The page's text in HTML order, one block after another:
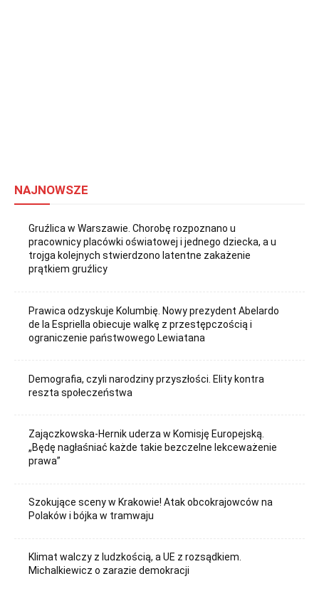
NAJNOWSZE
Gruźlica w Warszawie. Chorobę rozpoznano u
pracownicy placówki oświatowej i jednego dziecka, a u
trojga kolejnych stwierdzono latentne zakażenie
prątkiem gruźlicy
Prawica odzyskuje Kolumbię. Nowy prezydent Abelardo
de la Espriella obiecuje walkę z przestępczością i
ograniczenie państwowego Lewiatana
Demografia, czyli narodziny przyszłości. Elity kontra
reszta społeczeństwa
Zajączkowska-Hernik uderza w Komisję Europejską.
„Będę nagłaśniać każde takie bezczelne lekceważenie
prawa”
Szokujące sceny w Krakowie! Atak obcokrajowców na
Polaków i bójka w tramwaju
Klimat walczy z ludzkością, a UE z rozsądkiem.
Michalkiewicz o zarazie demokracji